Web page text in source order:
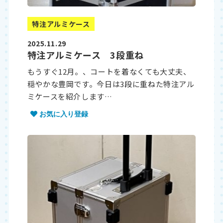
特注アルミケース
2025.11.29
特注アルミケース 3段重ね
もうすぐ12月。、コートを着なくても大丈夫、
穏やかな豊岡です。今日は3段に重ねた特注アル
ミケースを紹介します…
お気に入り登録